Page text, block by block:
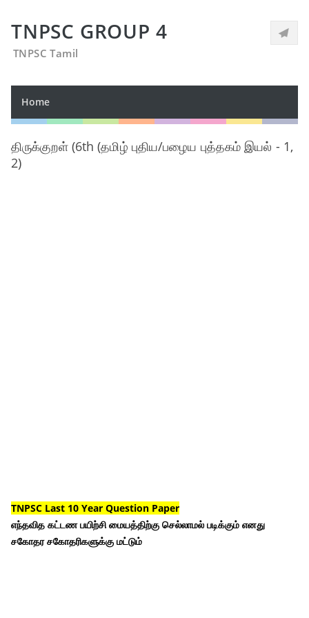
TNPSC GROUP 4
TNPSC Tamil
Home
திருக்குறள் (6th (தமிழ் புதிய/பழைய புத்தகம் இயல் - 1,
2)
TNPSC Last 10 Year Question Paper
எந்தவித கட்டண பயிற்சி மையத்திற்கு செல்லாமல் படிக்கும் எனது
சகோதர சகோதரிகளுக்கு மட்டும்